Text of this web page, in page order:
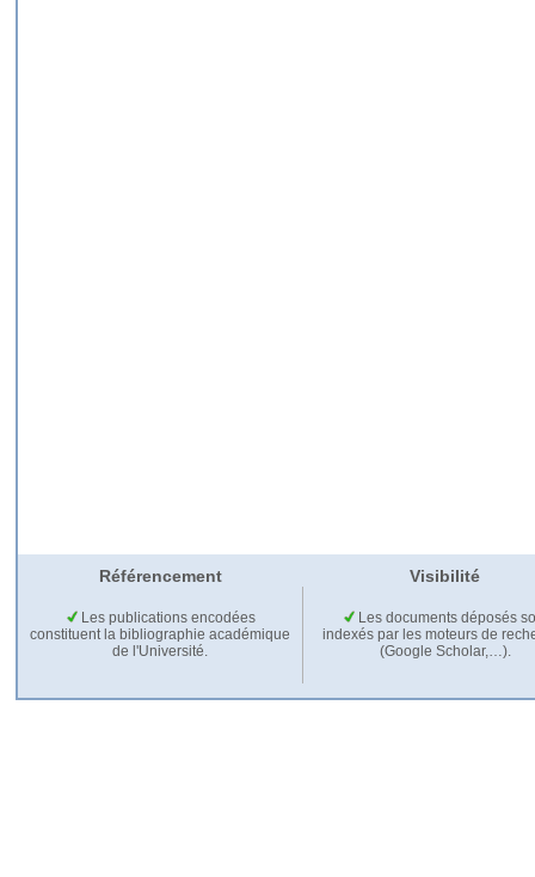
Référencement Visibilité
Les publications encodées
constituent la bibliographie académique
de l'Université.
Les documents déposés
indexés par les moteurs de
(Google Scholar,…).